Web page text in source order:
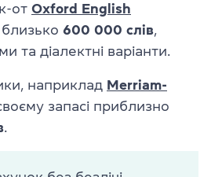
от Oxford English
близько 600 000 слів
та діалектні варіанти.
наприклад Merriam-
запасі приблизно